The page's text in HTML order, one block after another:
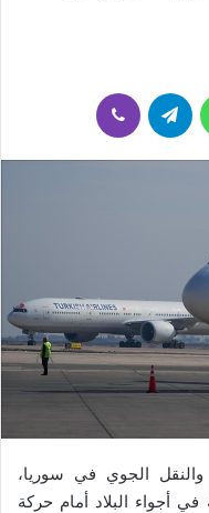
واتساب تيلقرام
والنقل الجوي في سوريا،
في أجواء البلاد أمام حركة